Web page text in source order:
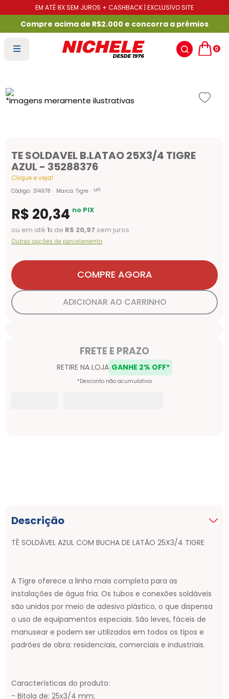
EM ATÉ 8X SEM JUROS + CASHBACK | EXCLUSIVO SITE
Compre acima de R$2.000 e concorra a prêmios
0
TE SOLDAVEL B.LATAO 25X3/4 TIGRE
AZUL - 35288376
Clique e veja!
Código: 314978 Marca:Tigre un
R$ 20,34 no PIX
ou em até1x de R$ 20,97 sem juros
Outras opções de parcelamento
COMPRE AGORA
ADICIONAR AO CARRINHO
Descrição
TÊ SOLDÁVEL AZUL COM BUCHA DE LATÃO 25X3/4 TIGRE
A Tigre oferece a linha mais completa para as
instalações de água fria. Os tubos e conexões soldáveis
são unidos por meio de adesivo plástico, o que dispensa
o uso de equipamentos especiais. São leves, fáceis de
manusear e podem ser utilizados em todos os tipos e
padrões de obra: residenciais, comerciais e industriais.
Características do produto:
- Bitola de: 25x3/4 mm;